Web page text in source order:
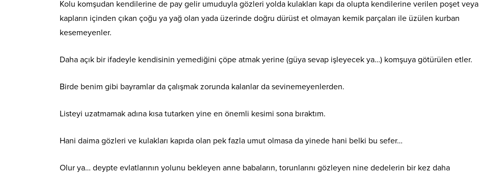
Kolu komşudan kendilerine de pay gelir umuduyla gözleri yolda kulakları kapı da olupta kendilerine verilen poşet veya
kapların içinden çıkan çoğu ya yağ olan yada üzerinde doğru dürüst et olmayan kemik parçaları ile üzülen kurban
kesemeyenler.
Daha açık bir ifadeyle kendisinin yemediğini çöpe atmak yerine (güya sevap işleyecek ya…) komşuya götürülen etler.
Birde benim gibi bayramlar da çalışmak zorunda kalanlar da sevinemeyenlerden.
Listeyi uzatmamak adına kısa tutarken yine en önemli kesimi sona bıraktım.
Hani daima gözleri ve kulakları kapıda olan pek fazla umut olmasa da yinede hani belki bu sefer…
Olur ya… deypte evlatlarının yolunu bekleyen anne babaların, torunlarını gözleyen nine dedelerin bir kez daha